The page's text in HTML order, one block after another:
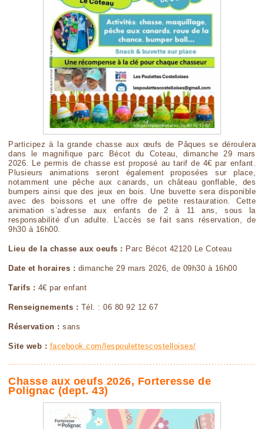
Participez à la grande chasse aux œufs de Pâques se déroulera
dans le magnifique parc Bécot du Coteau, dimanche 29 mars
2026. Le permis de chasse est proposé au tarif de 4€ par enfant.
Plusieurs animations seront également proposées sur place,
notamment une pêche aux canards, un château gonflable, des
bumpers ainsi que des jeux en bois. Une buvette sera disponible
avec des boissons et une offre de petite restauration. Cette
animation s’adresse aux enfants de 2 à 11 ans, sous la
responsabilité d’un adulte. L’accès se fait sans réservation, de
9h30 à 16h00.
Lieu de la chasse aux oeufs : Parc Bécot 42120 Le Coteau
Date et horaires : dimanche 29 mars 2026, de 09h30 à 16h00
Tarifs : 4€ par enfant
Renseignements : Tél. : 06 80 92 12 67
Réservation : sans
Site web : facebook.com/lespoulettescostelloises/
Chasse aux oeufs 2026, Forteresse de
Polignac (dept. 43)